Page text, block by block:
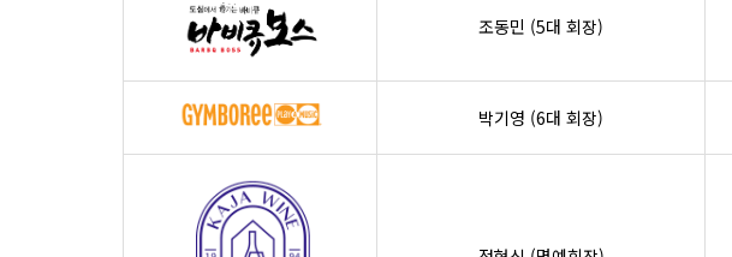
조동민 (5대 회장)
박기영 (6대 회장)